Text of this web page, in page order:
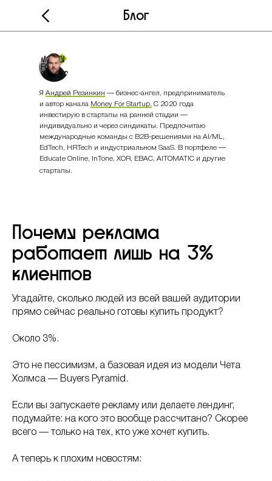
Блог
Я Андрей Резинкин — бизнес-ангел, предприниматель
и автор канала Money For Startup. С 2020 года
инвестирую в стартапы на ранней стадии —
индивидуально и через синдикаты. Предпочитаю
международные команды с B2B-решениями на AI/ML,
EdTech, HRTech и индустриальном SaaS. В портфеле —
Educate Online, InTone, XOR, EBAC, AITOMATIC и другие
стартапы.
Почему реклама
работает лишь на 3%
клиентов
Угадайте, сколько людей из всей вашей аудитории
прямо сейчас реально готовы купить продукт?
Около 3%.
Это не пессимизм, а базовая идея из модели Чета
Холмса — Buyers Pyramid.
Если вы запускаете рекламу или делаете лендинг,
подумайте: на кого это вообще рассчитано? Скорее
всего — только на тех, кто уже хочет купить.
А теперь к плохим новостям: